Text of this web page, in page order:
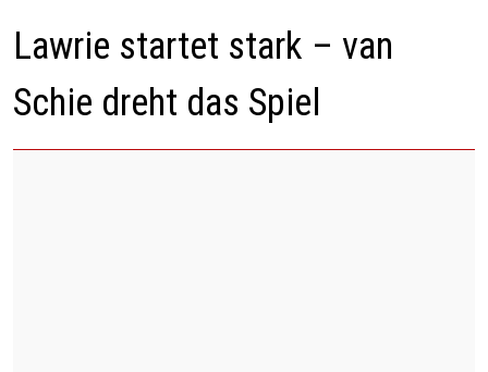
Lawrie startet stark – van
Schie dreht das Spiel